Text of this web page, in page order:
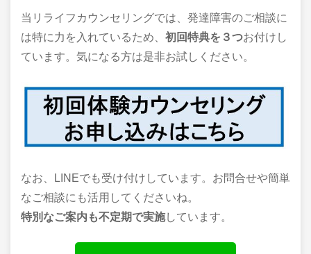
当リライフカウンセリングでは、発達障害のご相談に
は特に力を入れているため、 初回特典を３つお付けし
ています。気になる方は是非お試しください。
なお、LINEでも受け付けしています。お問合せや簡単
なご相談にも活用してくださいね。
特別なご案内も不定期で実施しています。